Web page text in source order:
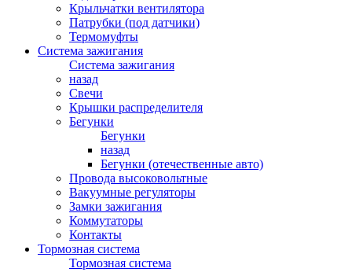
Крыльчатки вентилятора
Патрубки (под датчики)
Термомуфты
Система зажигания
Система зажигания
назад
Свечи
Крышки распределителя
Бегунки
Бегунки
назад
Бегунки (отечественные авто)
Провода высоковольтные
Вакуумные регуляторы
Замки зажигания
Коммутаторы
Контакты
Тормозная система
Тормозная система